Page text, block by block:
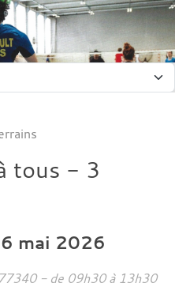
tous - 3
mai 2026
77340 - de 09h30 à 13h30